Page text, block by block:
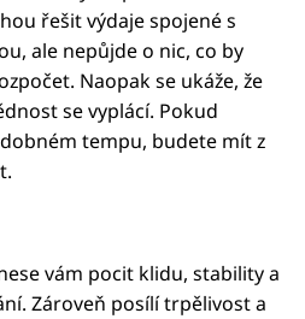
řešit výdaje spojené s
ale nepůjde o nic, co by
Naopak se ukáže, že
se vyplácí. Pokud
tempu, budete mít z
vám pocit klidu, stability a
Zároveň posílí trpělivost a